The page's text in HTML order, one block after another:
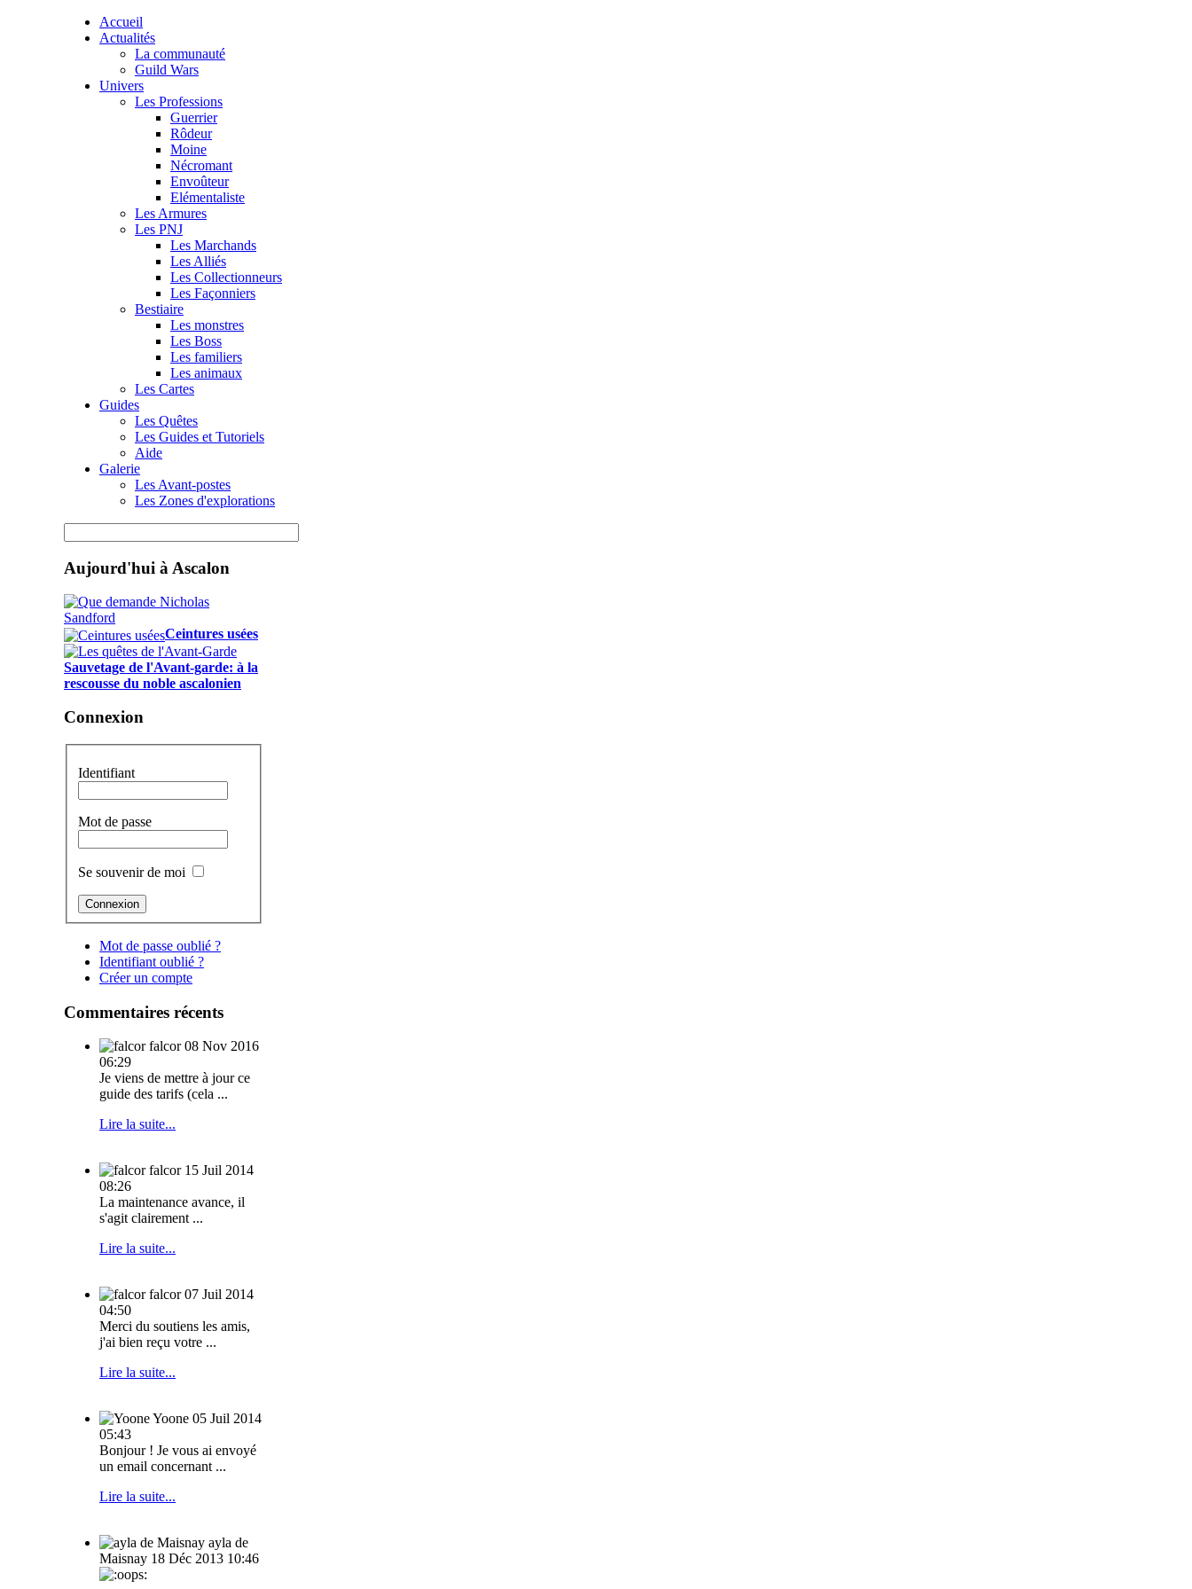
Accueil
Actualités
La communauté
Guild Wars
Univers
Les Professions
Guerrier
Rôdeur
Moine
Nécromant
Envoûteur
Elémentaliste
Les Armures
Les PNJ
Les Marchands
Les Alliés
Les Collectionneurs
Les Façonniers
Bestiaire
Les monstres
Les Boss
Les familiers
Les animaux
Les Cartes
Guides
Les Quêtes
Les Guides et Tutoriels
Aide
Galerie
Les Avant-postes
Les Zones d'explorations
Aujourd'hui à Ascalon
Ceintures usées
Sauvetage de l'Avant-garde: à la
rescousse du noble ascalonien
Connexion
Identifiant
Mot de passe
Se souvenir de moi
Mot de passe oublié ?
Identifiant oublié ?
Créer un compte
Commentaires récents
falcor 08 Nov 2016
06:29
Je viens de mettre à jour ce
guide des tarifs (cela ...
Lire la suite...
falcor 15 Juil 2014
08:26
La maintenance avance, il
s'agit clairement ...
Lire la suite...
falcor 07 Juil 2014
04:50
Merci du soutiens les amis,
j'ai bien reçu votre ...
Lire la suite...
Yoone 05 Juil 2014
05:43
Bonjour ! Je vous ai envoyé
un email concernant ...
Lire la suite...
ayla de
Maisnay 18 Déc 2013 10:46